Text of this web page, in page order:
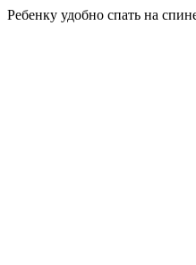
Ребенку удобно спать на